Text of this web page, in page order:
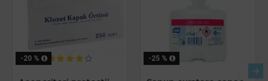
-20 % -25 %